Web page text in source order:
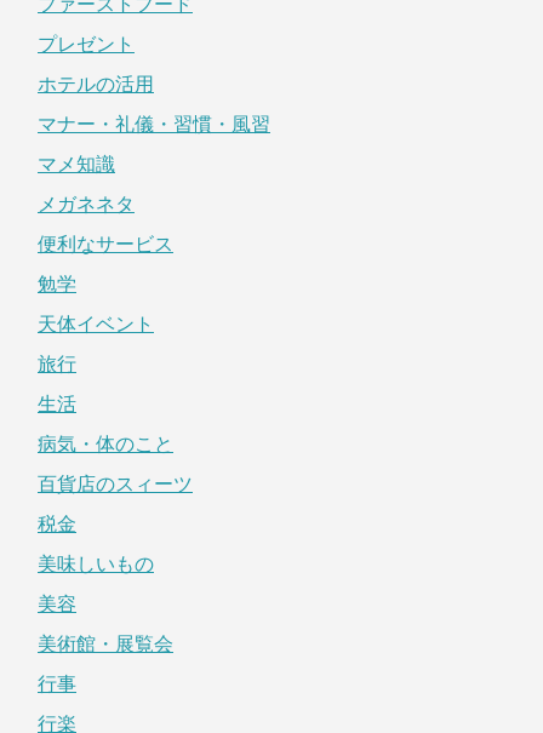
ファーストフード
プレゼント
ホテルの活用
マナー・礼儀・習慣・風習
マメ知識
メガネネタ
便利なサービス
勉学
天体イベント
旅行
生活
病気・体のこと
百貨店のスィーツ
税金
美味しいもの
美容
美術館・展覧会
行事
行楽